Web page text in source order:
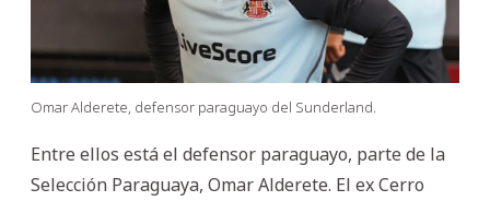
Omar Alderete, defensor paraguayo del Sunderland.
Entre ellos está el defensor paraguayo, parte de la
Selección Paraguaya, Omar Alderete. El ex Cerro